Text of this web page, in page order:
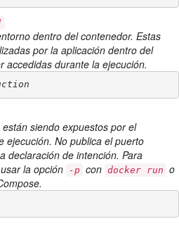
dentro del contenedor. Estas
por la aplicación dentro del
accedidas durante la ejecución.
siendo expuestos por el
ejecución. No publica el puerto
declaración de intención. Para
la opción
-p con docker run o